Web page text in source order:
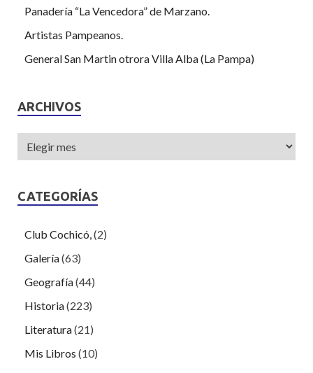
Panadería “La Vencedora” de Marzano.
Artistas Pampeanos.
General San Martin otrora Villa Alba (La Pampa)
ARCHIVOS
CATEGORÍAS
Club Cochicó, (2)
Galería(63)
Geografía(44)
Historia(223)
Literatura(21)
Mis Libros (10)